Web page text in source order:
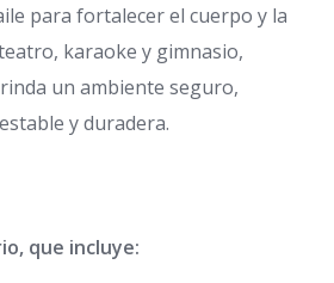
para fortalecer el cuerpo y la
karaoke y gimnasio,
un ambiente seguro,
y duradera.
que incluye: